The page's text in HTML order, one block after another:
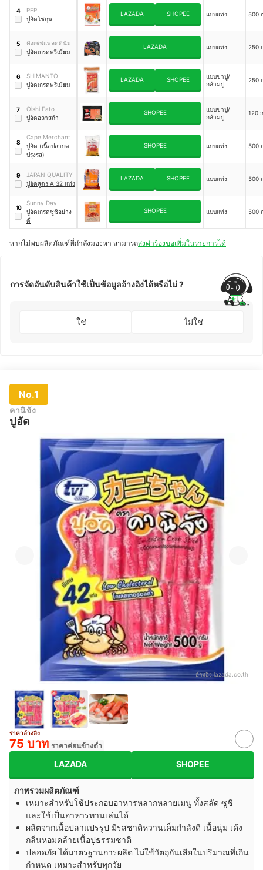
4
PFP
ปูอัดโชกุน
LAZADA SHOPEE แบบแท่ง 500
5
คิงเชฟแพลตตินัม
ปูอัดเกรดพรีเมี่ยม
LAZADA แบบแท่ง 250
6
SHIMANTO
ปูอัดเกรดพรีเมียม
LAZADA SHOPEE
แบบขาปู/
กล้ามปู
250
7
Oishi Eato
ปูอัดอลาสก้า
SHOPEE
แบบขาปู/
กล้ามปู
120
8
Cape Merchant
ปูอัด (เนื้อปลาบด
ปรุงรส)
SHOPEE แบบแท่ง 500
9
JAPAN QUALITY
ปูอัดสูตร A 32 แท่ง
LAZADA SHOPEE แบบแท่ง 500
10
Sunny Day
ปูอัดเกรดซูชิอย่าง
ดี
SHOPEE แบบแท่ง 500
หากไม่พบผลิตภัณฑ์ที่กำลังมองหา สามารถส่งคำร้องขอเพิ่มในรายการได้
การจัดอันดับสินค้าใช้เป็นข้อมูลอ้างอิงได้หรือไม่ ?
ใช่ ไม่ใช่
No.1
คานิจัง
ปูอัด
อ้างอิง:lazada.co.th
ราคาอ้างอิง
75 บาท ราคาค่อนข้างต่ำ
LAZADA SHOPEE
ภาพรวมผลิตภัณฑ์
เหมาะสำหรับใช้ประกอบอาหารหลากหลายเมนู ทั้งสลัด ซูชิ
และใช้เป็นอาหารทานเล่นได้
ผลิตจากเนื้อปลาแปรรูป มีรสชาติหวานเค็มกำลังดี เนื้อนุ่ม เด้ง
กลิ่นหอมคล้ายเนื้อปูธรรมชาติ
ปลอดภัย ได้มาตรฐานการผลิต ไม่ใช้วัตถุกันเสียในปริมาณที่เกิน
กำหนด เหมาะสำหรับทุกวัย